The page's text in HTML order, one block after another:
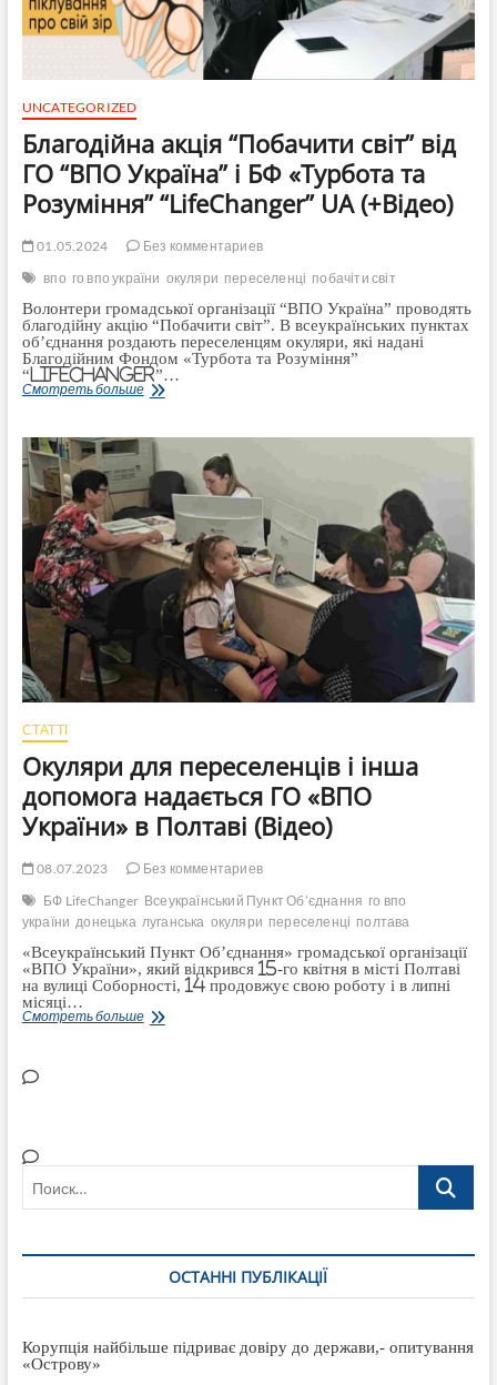
UNCATEGORIZED
Благодійна акція “Побачити світ” від
ГО “ВПО Україна” і БФ «Турбота та
Розуміння” “LifeChanger” UA (+Відео)
01.05.2024
Без комментариев
впо го впо україни окуляри переселенці побачіти світ
Волонтери громадської організації “ВПО Україна” проводять
благодійну акцію “Побачити світ”. В всеукраїнських пунктах
об’єднання роздають переселенцям окуляри, які надані
Благодійним Фондом «Турбота та Розуміння”
“LifeChanger”…
Смотреть большеБлагодійна
акція
від
“ВПО
Україна”
і
БФ
«Турбота
та
Розуміння”
“LifeChanger”
UA
(+Відео)
СТАТТІ
Окуляри для переселенців і інша
допомога надається ГО «ВПО
України» в Полтаві (Відео)
08.07.2023
Без комментариев
БФ LifeChanger Всеукраїнський Пункт Об’єднання го впо
україни донецька луганська окуляри переселенці полтава
«Всеукраїнський Пункт Об’єднання» громадської організації
«ВПО України», який відкрився 15-го квітня в місті Полтаві
на вулиці Соборності, 14 продовжує свою роботу і в липні
місяці…
Смотреть большеОкуляри
для
Полтаві
ОСТАННІ ПУБЛІКАЦІЇ
Корупція найбільше підриває довіру до держави,- опитування
«Острову»